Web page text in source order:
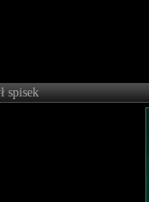
spisek